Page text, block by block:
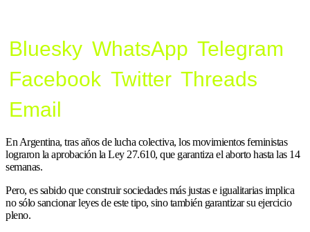
Bluesky WhatsApp Telegram
Facebook Twitter Threads
Email
En Argentina, tras años de lucha colectiva, los movimientos feministas
lograron la aprobación la Ley 27.610, que garantiza el aborto hasta las 14
semanas.
Pero, es sabido que construir sociedades más justas e igualitarias implica
no sólo sancionar leyes de este tipo, sino también garantizar su ejercicio
pleno.